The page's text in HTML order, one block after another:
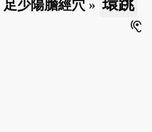
足少陽膽經穴 » 環跳
hearing